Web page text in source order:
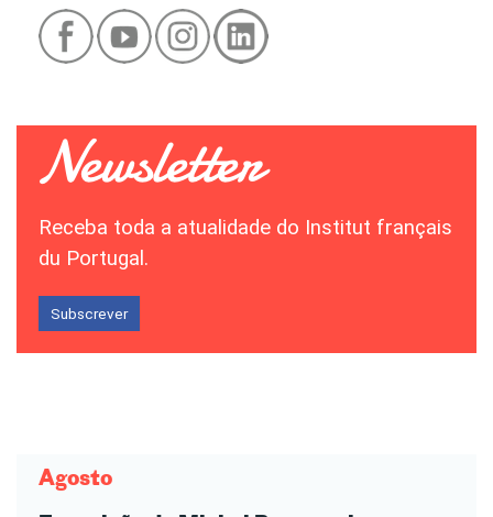
Receba toda a atualidade do Institut français
du Portugal.
Subscrever
Agosto